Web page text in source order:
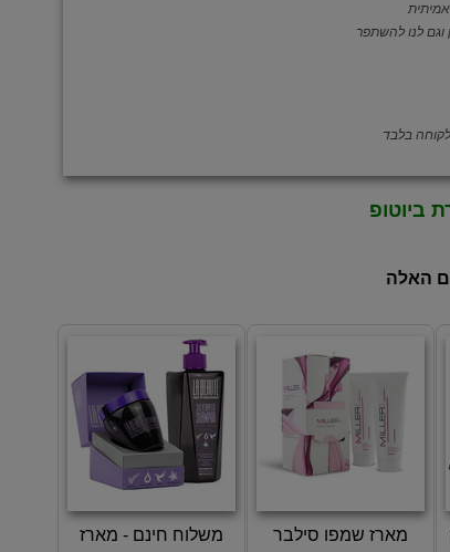
וגם לנו להשתפר
ביוטופ
האלה
מארז שמפו סילבר
משלוח חינם - מארז